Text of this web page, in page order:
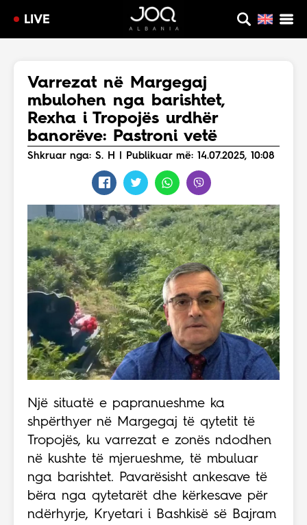
LIVE
Varrezat në Margegaj
mbulohen nga barishtet,
Rexha i Tropojës urdhër
banorëve: Pastroni vetë
Shkruar nga: S. H | Publikuar më: 14.07.2025, 10:08
Një situatë e papranueshme ka
shpërthyer në Margegaj të qytetit të
Tropojës, ku varrezat e zonës ndodhen
në kushte të mjerueshme, të mbuluar
nga barishtet. Pavarësisht ankesave të
bëra nga qytetarët dhe kërkesave për
ndërhyrje, Kryetari i Bashkisë së Bajram